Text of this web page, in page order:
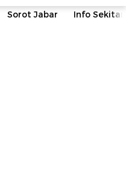
Sorot Jabar Info